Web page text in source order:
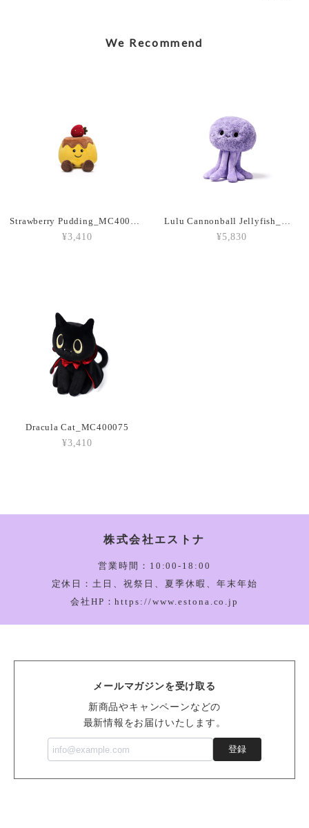
Amuseable Croissant_A2CRON
2026/03/05
2026/03/05
Vivacious Vegetable Pumpkin_VV6PUM
2026/03/05
We Recommend
¥3,410
¥5,830
Dracula Cat_MC400075
¥3,410
株式会社エストナ
営業時間：10:00-18:00
定休日：土日、祝祭日、夏季休暇、年末年始
会社HP：https://www.estona.co.jp
メールマガジンを受け取る
新商品やキャンペーンなどの
最新情報をお届けいたします。
登録